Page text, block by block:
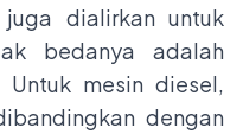
dialirkan untuk
bedanya adalah
mesin diesel,
dengan